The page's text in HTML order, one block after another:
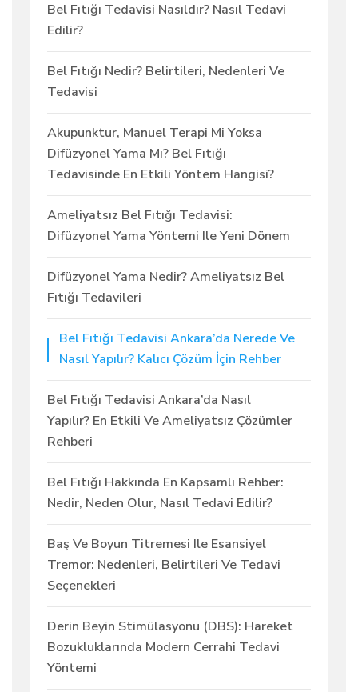
Bel Fıtığı Tedavisi Nasıldır? Nasıl Tedavi
Edilir?
Bel Fıtığı Nedir? Belirtileri, Nedenleri Ve
Tedavisi
Akupunktur, Manuel Terapi Mi Yoksa
Difüzyonel Yama Mı? Bel Fıtığı
Tedavisinde En Etkili Yöntem Hangisi?
Ameliyatsız Bel Fıtığı Tedavisi:
Difüzyonel Yama Yöntemi Ile Yeni Dönem
Difüzyonel Yama Nedir? Ameliyatsız Bel
Fıtığı Tedavileri
Bel Fıtığı Tedavisi Ankara’da Nerede Ve
Nasıl Yapılır? Kalıcı Çözüm İçin Rehber
Bel Fıtığı Tedavisi Ankara’da Nasıl
Yapılır? En Etkili Ve Ameliyatsız Çözümler
Rehberi
Bel Fıtığı Hakkında En Kapsamlı Rehber:
Nedir, Neden Olur, Nasıl Tedavi Edilir?
Baş Ve Boyun Titremesi Ile Esansiyel
Tremor: Nedenleri, Belirtileri Ve Tedavi
Seçenekleri
Derin Beyin Stimülasyonu (DBS): Hareket
Bozukluklarında Modern Cerrahi Tedavi
Yöntemi